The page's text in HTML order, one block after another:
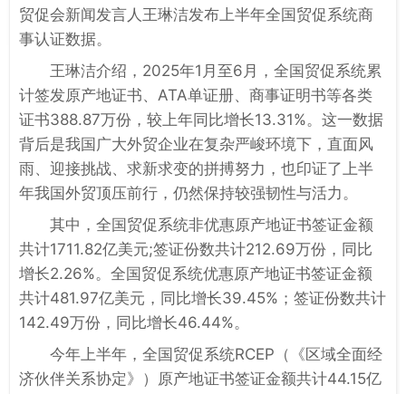
贸促会新闻发言人王琳洁发布上半年全国贸促系统商
事认证数据。
王琳洁介绍，2025年1月至6月，全国贸促系统累
计签发原产地证书、ATA单证册、商事证明书等各类
证书388.87万份，较上年同比增长13.31%。这一数据
背后是我国广大外贸企业在复杂严峻环境下，直面风
雨、迎接挑战、求新求变的拼搏努力，也印证了上半
年我国外贸顶压前行，仍然保持较强韧性与活力。
其中，全国贸促系统非优惠原产地证书签证金额
共计1711.82亿美元;签证份数共计212.69万份，同比
增长2.26%。全国贸促系统优惠原产地证书签证金额
共计481.97亿美元，同比增长39.45%；签证份数共计
142.49万份，同比增长46.44%。
今年上半年，全国贸促系统RCEP（《区域全面经
济伙伴关系协定》）原产地证书签证金额共计44.15亿